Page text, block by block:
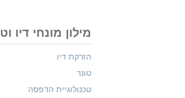
מילון מונחי דיו
הזרקת דיו
טונר
טכנולוגיית הדפסה